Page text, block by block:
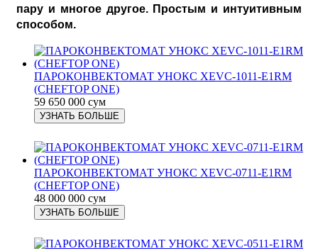
пару и многое другое. Простым и интуитивным
способом.
ПАРОКОНВЕКТОМАТ УНОКС XEVC-1011-E1RM
(CHEFTOP ONE)
59 650 000 сум
УЗНАТЬ БОЛЬШЕ
ПАРОКОНВЕКТОМАТ УНОКС XEVC-0711-E1RM
(CHEFTOP ONE)
48 000 000 сум
УЗНАТЬ БОЛЬШЕ